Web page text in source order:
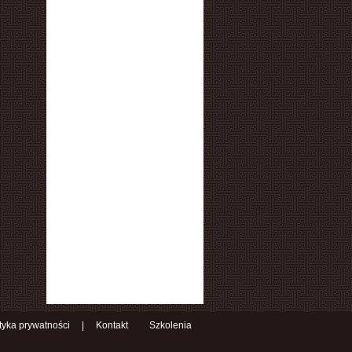
prywatności Kontakt Szkolenia